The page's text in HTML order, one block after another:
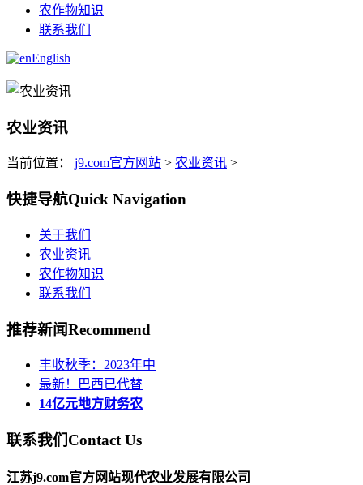
农作物知识
联系我们
English
农业资讯
当前位置： j9.com官方网站 > 农业资讯 >
快捷导航Quick Navigation
关于我们
农业资讯
农作物知识
联系我们
推荐新闻Recommend
丰收秋季：2023年中
最新！巴西已代替
14亿元地方财务农
联系我们Contact Us
江苏j9.com官方网站现代农业发展有限公司